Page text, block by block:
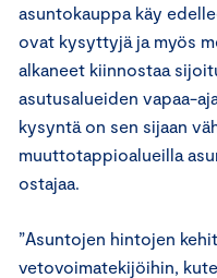
asuntokauppa käy
ovat kysyttyjä ja myös
alkaneet kiinnostaa
asutusalueiden vapaa-
kysyntä on sen sijaan
muuttotappioalueilla
ostajaa.
”Asuntojen hintojen
vetovoimatekijöihin,